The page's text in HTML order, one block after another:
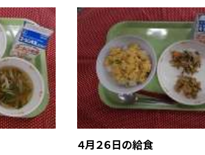
４月２６日の給食